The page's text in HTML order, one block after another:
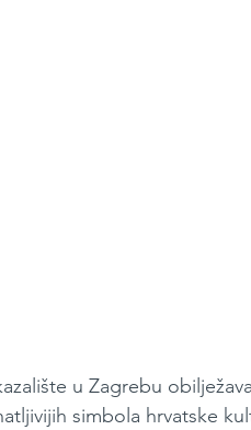
u Zagrebu obilježava
simbola hrvatske